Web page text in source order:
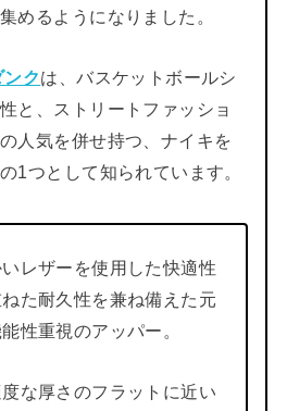
めるようになりました。
クは、バスケットボールシ
と、ストリートファッショ
人気を併せ持つ、ナイキを
1つとして知られています。
いレザーを使用した快適性
た耐久性を兼ね備えた元
性重視のアッパー。
な厚さのフラットに近い